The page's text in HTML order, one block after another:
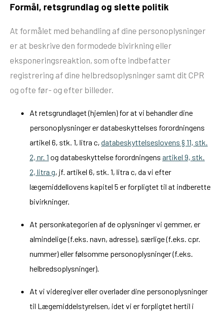
Formål, retsgrundlag og slette politik
At formålet med behandling af dine personoplysninger
er at beskrive den formodede bivirkning eller
eksponeringsreaktion, som ofte indbefatter
registrering af dine helbredsoplysninger samt dit CPR
og ofte før- og efter billeder.
At retsgrundlaget (hjemlen) for at vi behandler dine
personoplysninger er databeskyttelses forordningens
artikel 6, stk. 1, litra c, databeskyttelseslovens § 11, stk.
2, nr. 1 og databeskyttelse forordningens artikel 9, stk.
2, litra g, jf. artikel 6, stk. 1, litra c, da vi efter
lægemiddellovens kapitel 5 er forpligtet til at indberette
bivirkninger.
At personkategorien af de oplysninger vi gemmer, er
almindelige (f.eks. navn, adresse), særlige (f.eks. cpr.
nummer) eller følsomme personoplysninger (f.eks.
helbredsoplysninger).
At vi videregiver eller overlader dine personoplysninger
til Lægemiddelstyrelsen, idet vi er forpligtet hertil i